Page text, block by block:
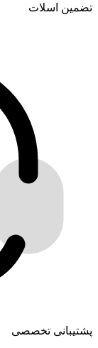
تضمین اسلات
پشتیبانی تخصصی